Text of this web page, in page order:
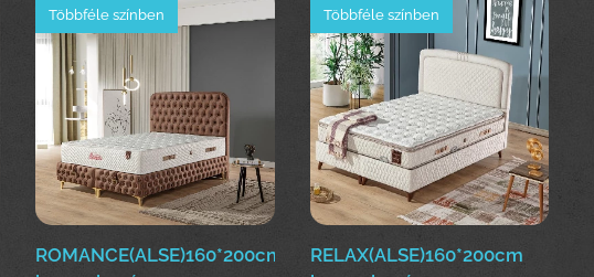
ROMANCE(ALSE)160*200cm
Többféle színben
RELAX(ALSE)160*200cm
Többféle színben